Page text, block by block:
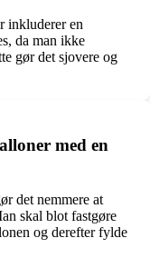
inkluderer en
da man ikke
gør det sjovere og
med en
det nemmere at
skal blot fastgøre
og derefter fylde